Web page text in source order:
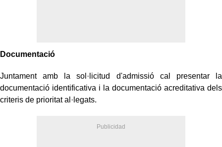
Documentació
Juntament amb la sol·licitud d'admissió cal presentar la
documentació identificativa i la documentació acreditativa dels
criteris de prioritat al·legats.